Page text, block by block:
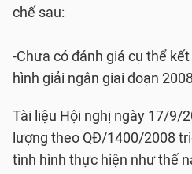
chế sau:
-Chưa có đánh giá cụ thể
hình giải ngân giai đoạn
Tài liệu Hội nghị ngày 17/9/
lượng theo QĐ/1400/2008
tình hình thực hiện như thế